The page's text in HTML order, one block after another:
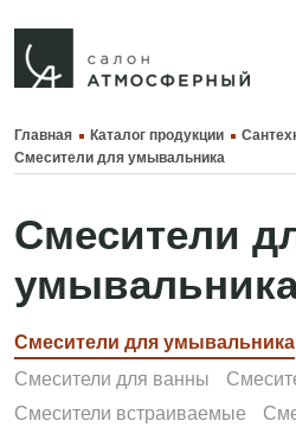
Главная Каталог продукции
Смесители для умывальника
Смесители
Смесители для умывальника
Смесители для ванны
Смесители встраиваемые